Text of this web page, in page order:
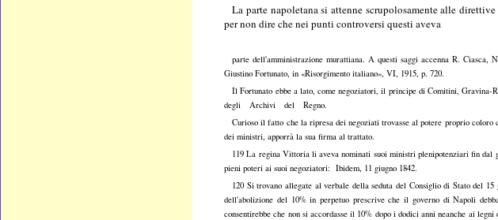
La parte napoletana si attenne scrupolosamente alle
per non dire che nei punti controversi questi aveva
parte dell'amministrazione murattiana. A questi saggi accenna R.
Giustino Fortunato, in «Risorgimento italiano», VI, 1915, p. 720.
Il Fortunato ebbe a lato, come negoziatori, il principe di Comitini, Gravina-
degli Archivi del Regno.
Curioso il fatto che la ripresa dei negoziati trovasse al potere proprio
dei ministri, apporrà la sua firma al trattato.
119 La regina Vittoria li aveva nominati suoi ministri plenipotenziari fin
pieni poteri ai suoi negoziatori: Ibidem, 11 giugno 1842.
120 Si trovano allegate al verbale della seduta del Consiglio di Stato del
dell'abolizione del 10% in perpetuo prescrive che il governo di Napoli
consentirebbe che non si accordasse il 10% dopo i dodici anni neanche ai